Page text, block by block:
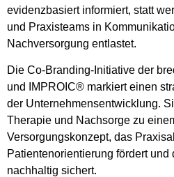
evidenzbasiert informiert, statt
und Praxisteams in
Nachversorgung entlastet.
Die Co-Branding-Initiative der
und IMPROIC® markiert einen
der Unternehmensentwicklung.
Therapie und Nachsorge zu
Versorgungskonzept, das
Patientenorientierung fördert
nachhaltig sichert.